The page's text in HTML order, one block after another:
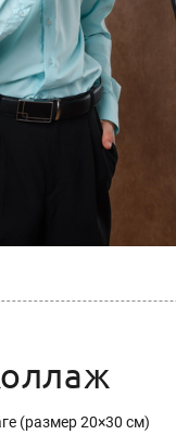
(размер 20×30 см)